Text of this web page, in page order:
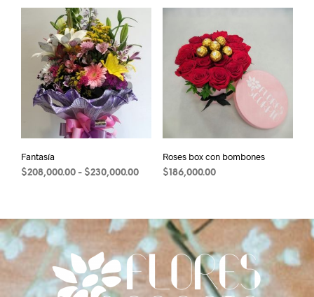
Fantasía
$208,000.00 - $230,000.00Rango
$208,000.00
hasta
$230,000.00
múltiples
variantes.
opciones
se
Roses box con bombones
$186,000.00